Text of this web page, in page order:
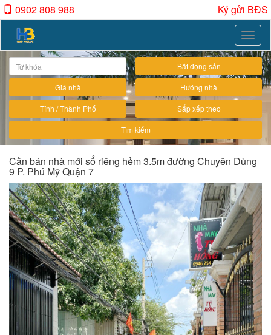
0902 808 988 Ký gửi BĐS
Toggle
Bất động sản
Giá nhà Hướng nhà
Tỉnh / Thành Phố Sắp xếp theo
Tìm kiếm
Cần bán nhà mới sổ riêng hẻm 3.5m đường Chuyên Dùng
9 P. Phú Mỹ Quận 7
Previous Next